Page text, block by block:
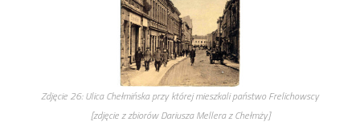
Zdjęcie 26:Ulica Chełmińska przy której mieszkali państwo Frelichowscy
[zdjęcie z zbiorów Dariusza Mellera z Chełmży]